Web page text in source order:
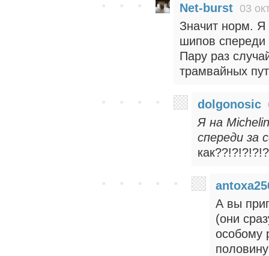
Net-burst 03
Значит норм. Я
шипов спереди
Пару раз
трамвайных
dolgonosic
Я на
спереди за
А вы
(они
особому